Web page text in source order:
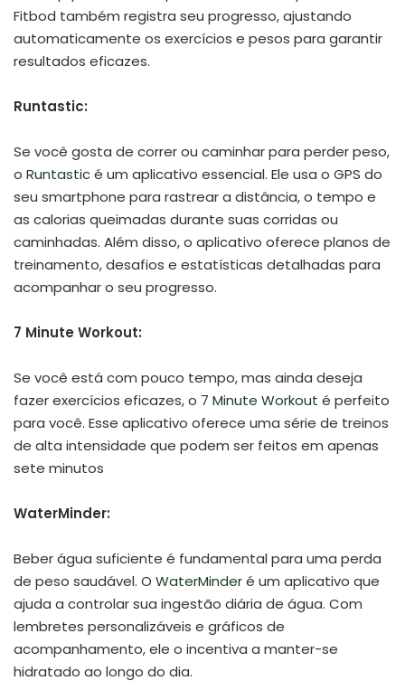
Fitbod também registra seu progresso, ajustando
automaticamente os exercícios e pesos para garantir
resultados eficazes.
Runtastic:
Se você gosta de correr ou caminhar para perder peso,
o Runtasticé um aplicativo essencial. Ele usa o GPS do
seu smartphone para rastrear a distância, o tempo e
as calorias queimadas durante suas corridas ou
caminhadas. Além disso, o aplicativo oferece planos de
treinamento, desafios e estatísticas detalhadas para
acompanhar o seu progresso.
7 Minute Workout:
Se você está com pouco tempo, mas ainda deseja
fazer exercícios eficazes, o 7 Minute Workout é perfeito
para você. Esse aplicativo oferece uma série de treinos
de alta intensidade que podem ser feitos em apenas
sete minutos
WaterMinder:
Beber água suficiente é fundamental para uma perda
de peso saudável. O WaterMinderé um aplicativo que
ajuda a controlar sua ingestão diária de água. Com
lembretes personalizáveis e gráficos de
acompanhamento, ele o incentiva a manter-se
hidratado ao longo do dia.